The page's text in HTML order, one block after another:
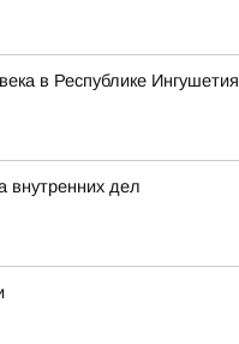
в Республике Ингушетия
внутренних дел